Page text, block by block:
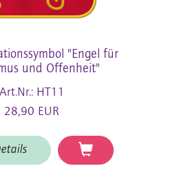
"Engel für
und Offenheit"
Art.Nr.: HT11
28,90 EUR